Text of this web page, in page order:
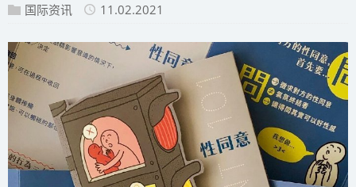
国际资讯 11.02.2021